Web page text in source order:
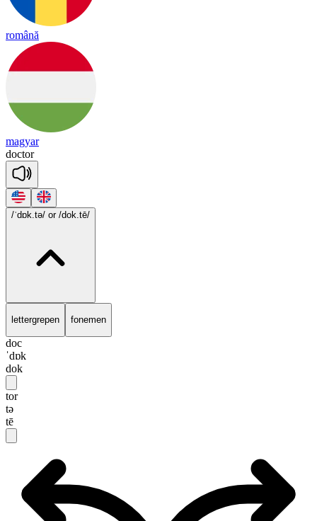
română
magyar
doctor
/ˈdɒk.tə/ or /dok.tē/
lettergrepen fonemen
doc
ˈdɒk
dok
tor
tə
tē